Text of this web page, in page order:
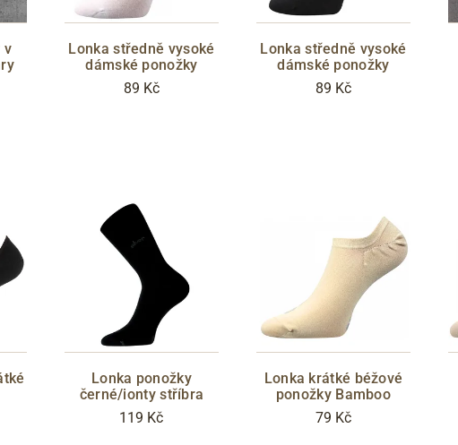
v
Lonka středně vysoké
dámské ponožky
89 Kč
Lonka středně vysoké
dámské ponožky
89 Kč
Lonka ponožky
černé/ionty stříbra
119 Kč
Lonka krátké béžové
ponožky Bamboo
79 Kč